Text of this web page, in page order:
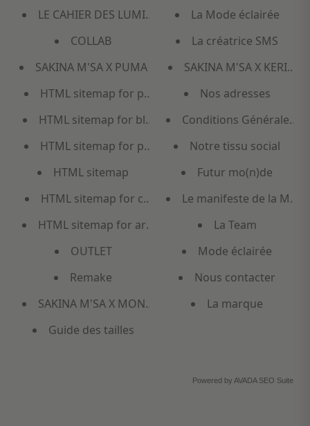
LE CAHIER DES LUMIERES
COLLAB
SAKINA M'SA X PUMA
HTML sitemap for products
HTML sitemap for blogs
HTML sitemap for pages
HTML sitemap
HTML sitemap for collections
HTML sitemap for articles
OUTLET
Remake
SAKINA M'SA X MONOPRIX
Guide des tailles
La Mode éclairée
La créatrice SMS
SAKINA M'SA X KERING
Nos adresses
Conditions Générales
Notre tissu social
Futur mo(n)de
Le manifeste de la
La Team
Mode éclairée
Nous contacter
La marque
Powered by AVADA SEO Suite